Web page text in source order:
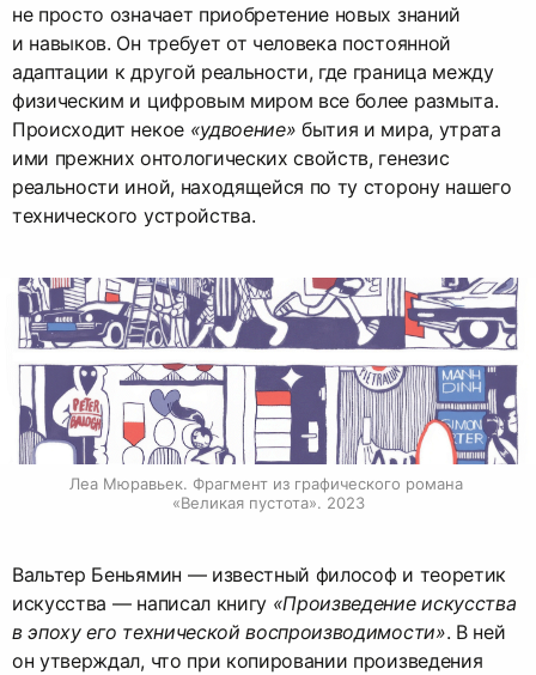
не просто означает приобретение новых знаний
и навыков. Он требует от человека постоянной
адаптации к другой реальности, где граница между
физическим и цифровым миром все более размыта.
Происходит некое «удвоение» бытия и мира, утрата
ими прежних онтологических свойств, генезис
реальности иной, находящейся по ту сторону нашего
технического устройства.
Леа Мюравьек. Фрагмент из графического романа
«Великая пустота». 2023
Вальтер Беньямин — известный философ и теоретик
искусства — написал книгу «Произведение искусства
в эпоху его технической воспроизводимости». В ней
он утверждал, что при копировании произведения